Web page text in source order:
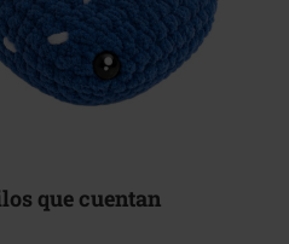
que cuentan